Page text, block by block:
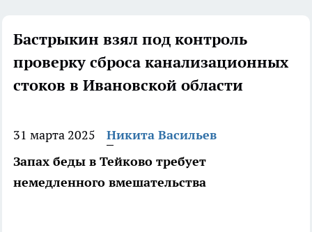
Бастрыкин взял под контроль
проверку сброса канализационных
стоков в Ивановской области
31 марта 2025
Никита Васильев
Запах беды в Тейково требует
немедленного вмешательства